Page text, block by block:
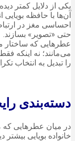
یکی از دلایل کمتر
آن‌ها با حافظه
احساسی مغز در
حتی «تصویر» بسازند.
عطرهایی که ساختار
می‌مانند؛ نه اینکه
را تبدیل به انتخاب
دسته‌بندی
در میان عطرهایی که
خانواده بویایی